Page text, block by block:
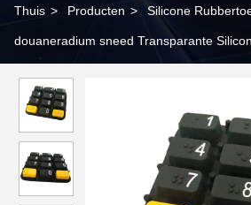
Thuis > Producten > Silicone
douaneradium sneed Transparante